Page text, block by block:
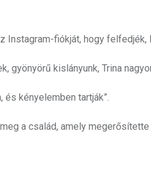
fiókját, hogy felfedjék,
kislányunk, Trina
kényelemben tartják”.
a család, amely